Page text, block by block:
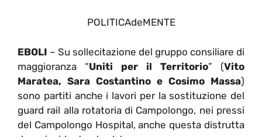
POLITICAdeMENTE
EBOLI – Su sollecitazione del gruppo consiliare di
maggioranza “Uniti per il Territorio” (Vito
Maratea, Sara Costantino e Cosimo Massa)
sono partiti anche i lavori per la sostituzione del
guard rail alla rotatoria di Campolongo, nei pressi
del Campolongo Hospital, anche questa distrutta